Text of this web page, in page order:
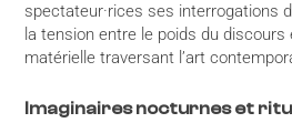
spectateur·rices ses interrogations
la tension entre le poids du
matérielle traversant l’art
Imaginaires nocturnes et